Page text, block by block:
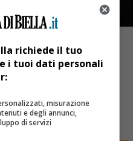
richiede il tuo
i tuoi dati personali
misurazione
e degli annunci,
di servizi